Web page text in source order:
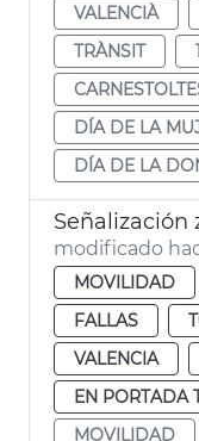
VALENCIÀ
TRÀNSIT
DÍA DE LA
DÍA DE LA
modificado
MOVILIDAD
FALLAS
VALENCIA
EN PORTADA
MOVILIDAD